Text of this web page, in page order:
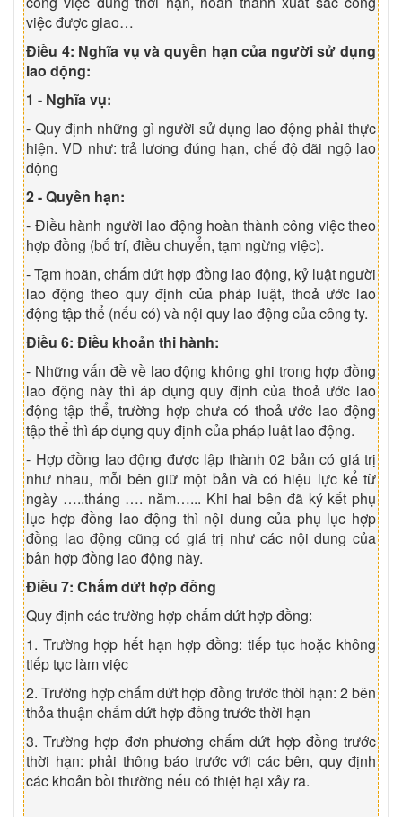
việc được giao…
Điều 4: Nghĩa vụ và quyền hạn của người sử dụng
lao động:
1 - Nghĩa vụ:
- Quy định những gì người sử dụng lao động phải thực
hiện. VD như: trả lương đúng hạn, chế độ đãi ngộ lao
động
2 - Quyền hạn:
- Điều hành người lao động hoàn thành công việc theo
hợp đồng (bố trí, điều chuyển, tạm ngừng việc).
- Tạm hoãn, chấm dứt hợp đồng lao động, kỷ luật người
lao động theo quy định của pháp luật, thoả ước lao
động tập thể (nếu có) và nội quy lao động của công ty.
Điều 6: Điều khoản thi hành:
- Những vấn đề về lao động không ghi trong hợp đồng
lao động này thì áp dụng quy định của thoả ước lao
động tập thể, trường hợp chưa có thoả ước lao động
tập thể thì áp dụng quy định của pháp luật lao động.
- Hợp đồng lao động được lập thành 02 bản có giá trị
như nhau, mỗi bên giữ một bản và có hiệu lực kể từ
ngày …..tháng …. năm…... Khi hai bên đã ký kết phụ
lục hợp đồng lao động thì nội dung của phụ lục hợp
đồng lao động cũng có giá trị như các nội dung của
bản hợp đồng lao động này.
Điều 7: Chấm dứt hợp đồng
Quy định các trường hợp chấm dứt hợp đồng:
1. Trường hợp hết hạn hợp đồng: tiếp tục hoặc không
tiếp tục làm việc
2. Trường hợp chấm dứt hợp đồng trước thời hạn: 2 bên
thỏa thuận chấm dứt hợp đồng trước thời hạn
3. Trường hợp đơn phương chấm dứt hợp đồng trước
thời hạn: phải thông báo trước với các bên, quy định
các khoản bồi thường nếu có thiệt hại xảy ra.